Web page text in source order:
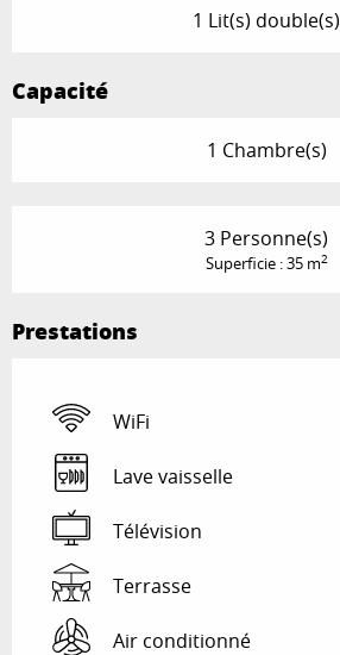
1 Lit(s) double(s)
Capacité
1 Chambre(s)
3 Personne(s)
Superficie : 35 m2
Prestations
WiFi
Lave vaisselle
Télévision
Terrasse
Air conditionné